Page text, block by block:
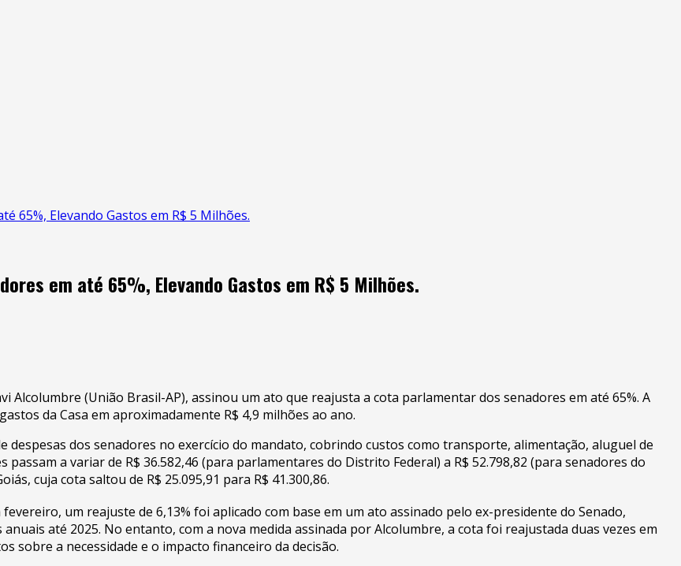
65%, Elevando Gastos em R$ 5 Milhões.
em até 65%, Elevando Gastos em R$ 5 Milhões.
Alcolumbre (União Brasil-AP), assinou um ato que reajusta a cota parlamentar dos senadores em até 65%. A
da Casa em aproximadamente R$ 4,9 milhões ao ano.
dos senadores no exercício do mandato, cobrindo custos como transporte, alimentação, aluguel de
a variar de R$ 36.582,46 (para parlamentares do Distrito Federal) a R$ 52.798,82 (para senadores do
cuja cota saltou de R$ 25.095,91 para R$ 41.300,86.
um reajuste de 6,13% foi aplicado com base em um ato assinado pelo ex-presidente do Senado,
até 2025. No entanto, com a nova medida assinada por Alcolumbre, a cota foi reajustada duas vezes em
sobre a necessidade e o impacto financeiro da decisão.